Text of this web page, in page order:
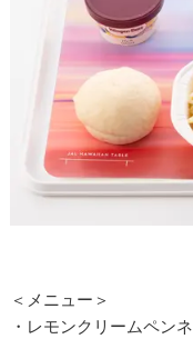
＜メニュー＞
・レモンクリームペン